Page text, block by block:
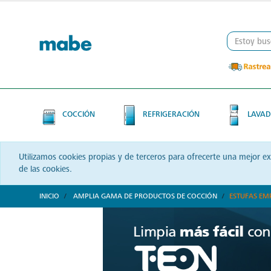
COCCIÓN REFRIGERACIÓN
Utilizamos cookies propias y de terceros para ofrecerte una mejor
de las cookies.
INICIO AMPLIA GAMA DE PRODUCTOS DE COCCIÓN ESTUFAS